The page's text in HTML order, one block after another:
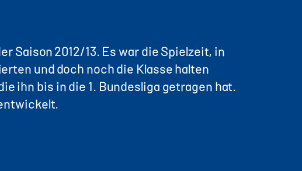
Saison 2012/13. Es war die Spielzeit, in
und doch noch die Klasse halten
ihn bis in die 1. Bundesliga getragen hat.